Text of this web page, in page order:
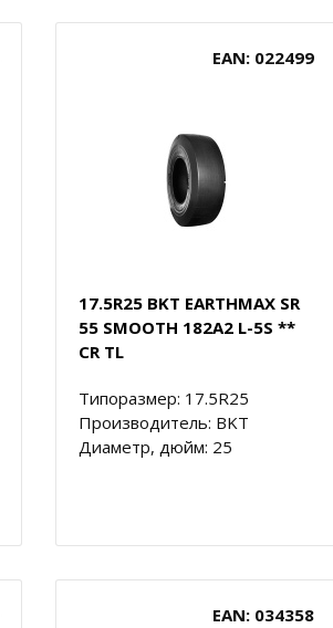
EAN: 022499
17.5R25 BKT EARTHMAX SR
55 SMOOTH 182A2 L-5S **
CR TL
Типоразмер: 17.5R25
Производитель: BKT
Диаметр, дюйм: 25
EAN: 034358